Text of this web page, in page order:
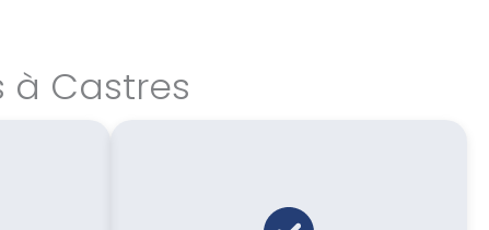
Castres